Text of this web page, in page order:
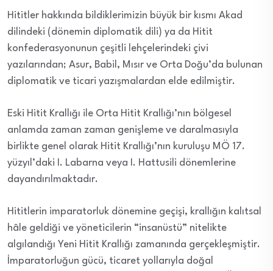
Hititler hakkında bildiklerimizin büyük bir kısmı Akad
dilindeki (dönemin diplomatik dili) ya da Hitit
konfederasyonunun çeşitli lehçelerindeki çivi
yazılarından; Asur, Babil, Mısır ve Orta Doğu’da bulunan
diplomatik ve ticari yazışmalardan elde edilmiştir.
Eski Hitit Krallığı ile Orta Hitit Krallığı’nın bölgesel
anlamda zaman zaman genişleme ve daralmasıyla
birlikte genel olarak Hitit Krallığı’nın kuruluşu MÖ 17.
yüzyıl’daki I. Labarna veya I. Hattusili dönemlerine
dayandırılmaktadır.
Hititlerin imparatorluk dönemine geçişi, krallığın kalıtsal
hâle geldiği ve yöneticilerin “insanüstü” nitelikte
algılandığı Yeni Hitit Krallığı zamanında gerçekleşmiştir.
İmparatorluğun gücü, ticaret yollarıyla doğal